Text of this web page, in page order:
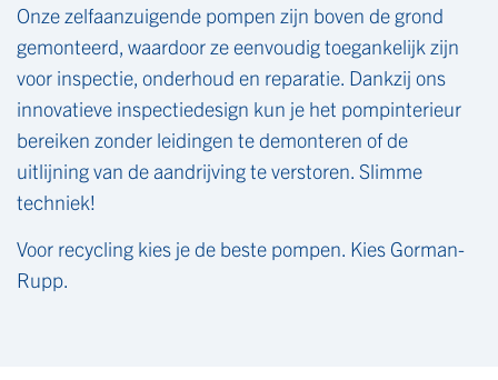
Onze zelfaanzuigende pompen zijn boven de grond
gemonteerd, waardoor ze eenvoudig toegankelijk zijn
voor inspectie, onderhoud en reparatie. Dankzij ons
innovatieve inspectiedesign kun je het pompinterieur
bereiken zonder leidingen te demonteren of de
uitlijning van de aandrijving te verstoren. Slimme
techniek!
Voor recycling kies je de beste pompen. Kies Gorman-
Rupp.